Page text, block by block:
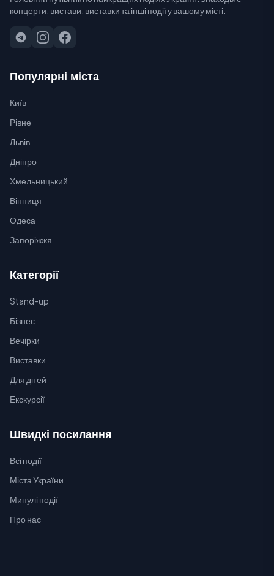
концерти, вистави, виставки та інші події у вашому місті.
Популярні міста
Київ
Рівне
Львів
Дніпро
Хмельницький
Вінниця
Одеса
Запоріжжя
Категорії
Stand-up
Бізнес
Вечірки
Виставки
Для дітей
Екскурсії
Швидкі посилання
Всі події
Міста України
Минулі події
Про нас